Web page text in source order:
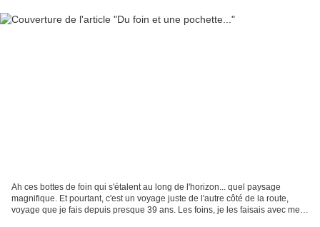
Ah ces bottes de foin qui s'étalent au long de l'horizon... quel paysage
magnifique. Et pourtant, c'est un voyage juste de l'autre côté de la route,
voyage que je fais depuis presque 39 ans. Les foins, je les faisais avec mes